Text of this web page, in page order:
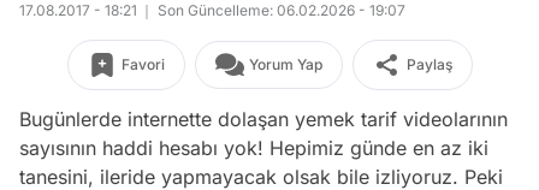
17.08.2017 - 18:21 Son Güncelleme: 06.02.2026 - 19:07
Favori Yorum Yap Paylaş
Bugünlerde internette dolaşan yemek tarif videolarının
sayısının haddi hesabı yok! Hepimiz günde en az iki
tanesini, ileride yapmayacak olsak bile izliyoruz. Peki